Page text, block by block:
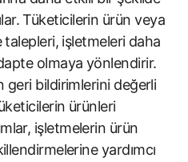
Tüketicilerin ürün veya
işletmeleri daha
olmaya yönlendirir.
geri bildirimlerini değerli
ürünleri
işletmelerin ürün
yardımcı